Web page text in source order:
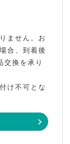
ません。お
合、到着後
交換を承り
け不可とな